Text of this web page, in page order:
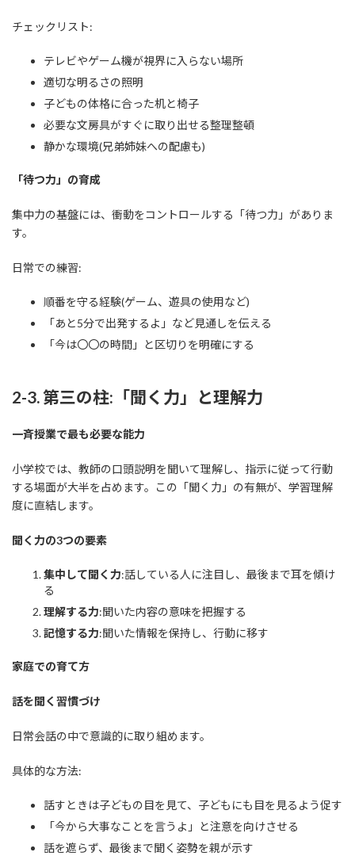
チェックリスト:
テレビやゲーム機が視界に入らない場所
適切な明るさの照明
子どもの体格に合った机と椅子
必要な文房具がすぐに取り出せる整理整頓
静かな環境(兄弟姉妹への配慮も)
「待つ力」の育成
集中力の基盤には、衝動をコントロールする「待つ力」がありま
す。
日常での練習:
順番を守る経験(ゲーム、遊具の使用など)
「あと5分で出発するよ」など見通しを伝える
「今は〇〇の時間」と区切りを明確にする
2-3. 第三の柱:「聞く力」と理解力
一斉授業で最も必要な能力
小学校では、教師の口頭説明を聞いて理解し、指示に従って行動
する場面が大半を占めます。この「聞く力」の有無が、学習理解
度に直結します。
聞く力の3つの要素
集中して聞く力:話している人に注目し、最後まで耳を傾け
る
理解する力:聞いた内容の意味を把握する
記憶する力:聞いた情報を保持し、行動に移す
家庭での育て方
話を聞く習慣づけ
日常会話の中で意識的に取り組めます。
具体的な方法:
話すときは子どもの目を見て、子どもにも目を見るよう促す
「今から大事なことを言うよ」と注意を向けさせる
話を遮らず、最後まで聞く姿勢を親が示す